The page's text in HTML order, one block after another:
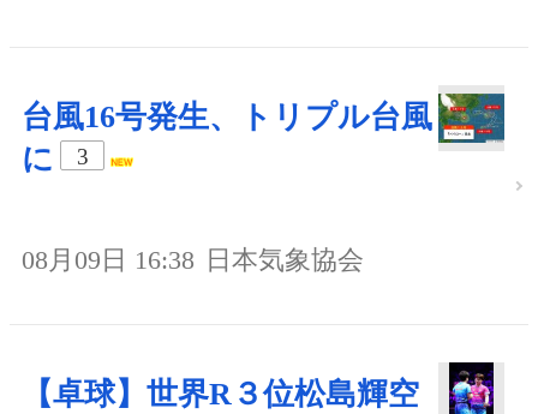
台風16号発生、トリプル台風
に
3
08月09日 16:38 日本気象協会
【卓球】世界R３位松島輝空